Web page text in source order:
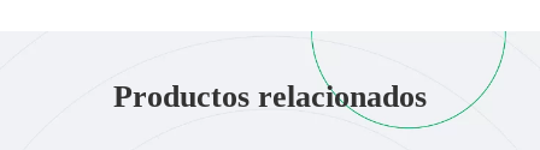
Productos relacionados